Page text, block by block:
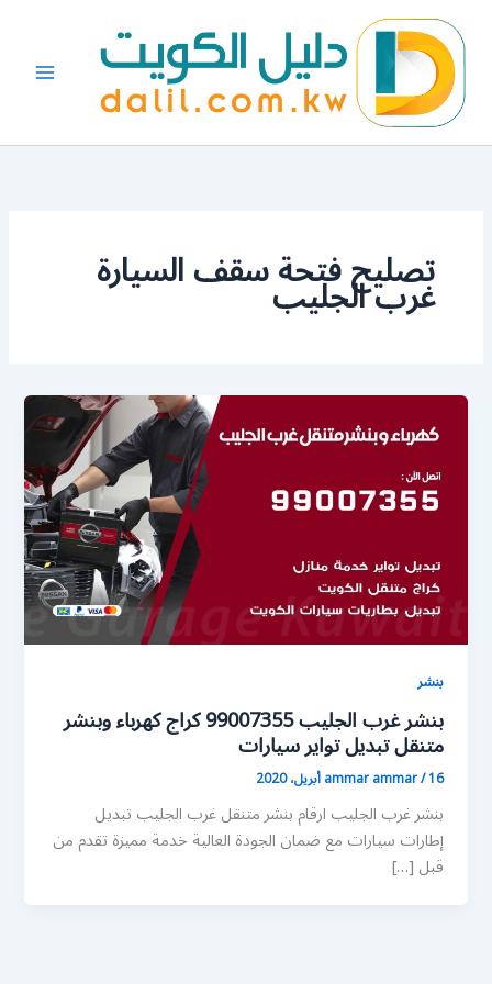
المحتوى
تصليح فتحة سقف السيارة
غرب الجليب
بنشر
بنشر غرب الجليب 99007355 كراج كهرباء وبنشر
متنقل تبديل تواير سيارات
ammar ammar/16 أبريل، 2020
بنشر غرب الجليب ارقام بنشر متنقل غرب الجليب تبديل
إطارات سيارات مع ضمان الجودة العالية خدمة مميزة تقدم من
قبل […]